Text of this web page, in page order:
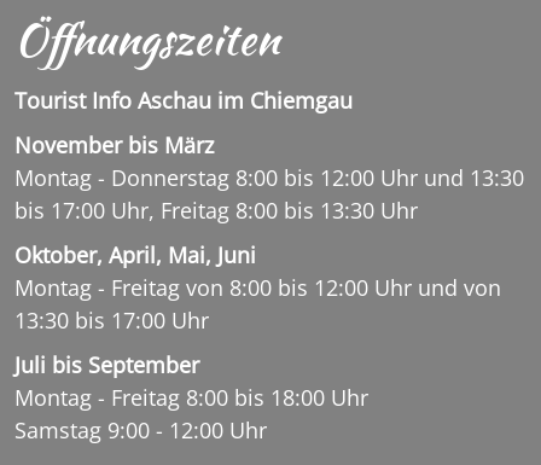
Öffnungszeiten
Tourist Info Aschau im Chiemgau
November bis März
Montag - Donnerstag 8:00 bis 12:00 Uhr und 13:30
bis 17:00 Uhr, Freitag 8:00 bis 13:30 Uhr
Oktober, April, Mai, Juni
Montag - Freitag von 8:00 bis 12:00 Uhr und von
13:30 bis 17:00 Uhr
Juli bis September
Montag - Freitag 8:00 bis 18:00 Uhr
Samstag 9:00 - 12:00 Uhr